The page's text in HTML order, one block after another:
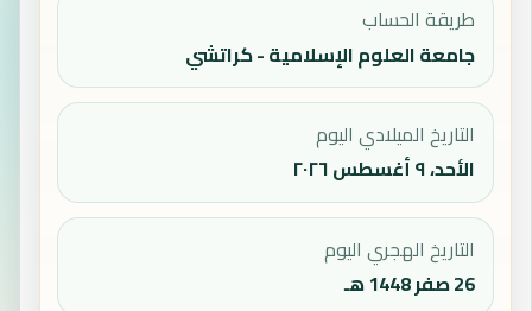
طريقة الحساب
جامعة العلوم الإسلامية - كراتشي
التاريخ الميلادي اليوم
الأحد، ٩ أغسطس ٢٠٢٦
التاريخ الهجري اليوم
26 صفر 1448 هـ